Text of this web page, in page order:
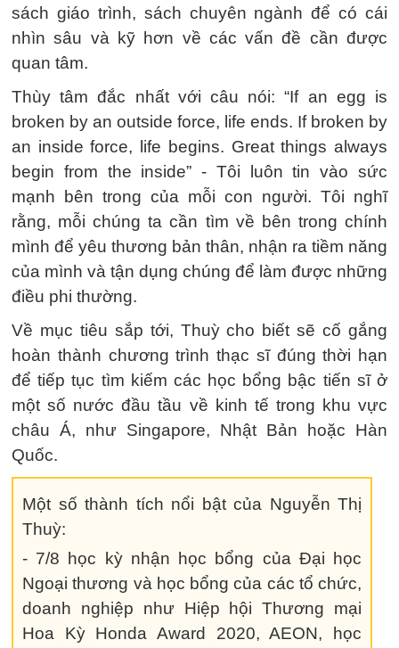
sách giáo trình, sách chuyên ngành để có cái
nhìn sâu và kỹ hơn về các vấn đề cần được
quan tâm.
Thùy tâm đắc nhất với câu nói: “If an egg is
broken by an outside force, life ends. If broken by
an inside force, life begins. Great things always
begin from the inside” - Tôi luôn tin vào sức
mạnh bên trong của mỗi con người. Tôi nghĩ
rằng, mỗi chúng ta cần tìm về bên trong chính
mình để yêu thương bản thân, nhận ra tiềm năng
của mình và tận dụng chúng để làm được những
điều phi thường.
Về mục tiêu sắp tới, Thuỳ cho biết sẽ cố gắng
hoàn thành chương trình thạc sĩ đúng thời hạn
để tiếp tục tìm kiếm các học bổng bậc tiến sĩ ở
một số nước đầu tầu về kinh tế trong khu vực
châu Á, như Singapore, Nhật Bản hoặc Hàn
Quốc.
Một số thành tích nổi bật của Nguyễn Thị
Thuỳ:
- 7/8 học kỳ nhận học bổng của Đại học
Ngoại thương và học bổng của các tổ chức,
doanh nghiệp như Hiệp hội Thương mại
Hoa Kỳ Honda Award 2020, AEON, học